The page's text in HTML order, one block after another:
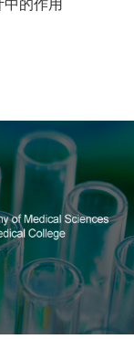
中的作用
学院
站建设
定制开发
校网站建设